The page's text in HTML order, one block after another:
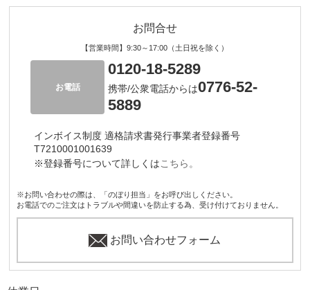
お問合せ
【営業時間】9:30～17:00（土日祝を除く）
お電話
0120-18-5289
携帯/公衆電話からは0776-52-
5889
インボイス制度 適格請求書発行事業者登録番号
T7210001001639
※登録番号について詳しくはこちら。
※お問い合わせの際は、「のぼり担当」をお呼び出しください。
お電話でのご注文はトラブルや間違いを防止する為、受け付けておりません。
お問い合わせフォーム